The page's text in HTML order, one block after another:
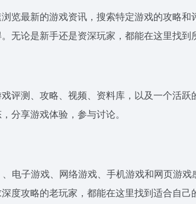
览最新的游戏资讯，搜索特定游戏的攻略和
无论是新手还是资深玩家，都能在这里找到
评测、攻略、视频、资料库，以及一个活跃
分享游戏体验，参与讨论。
、电子游戏、网络游戏、手机游戏和网页游
度攻略的老玩家，都能在这里找到适合自己